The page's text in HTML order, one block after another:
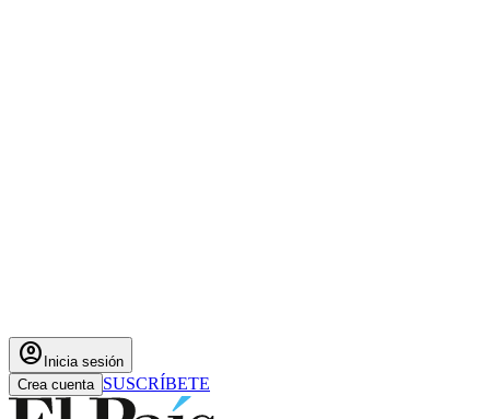
account_circle Inicia sesión
Crea cuenta SUSCRÍBETE